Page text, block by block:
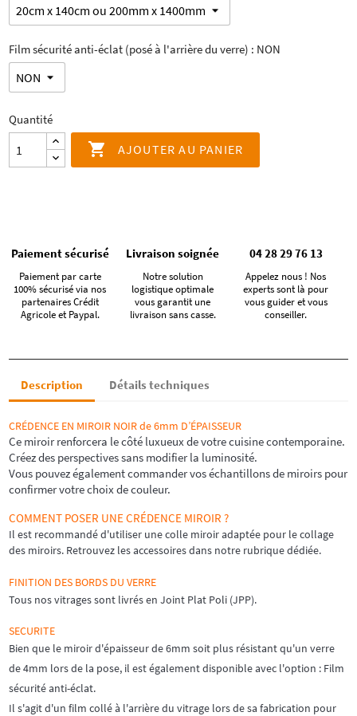
Film sécurité anti-éclat (posé à l'arrière du verre) : NON
Quantité
 AJOUTER AU PANIER
Paiement sécurisé
Paiement par carte
100% sécurisé via nos
partenaires Crédit
Agricole et Paypal.
Livraison soignée
Notre solution
logistique optimale
vous garantit une
livraison sans casse.
04 28 29 76 13
Appelez nous ! Nos
experts sont là pour
vous guider et vous
conseiller.
Description Détails techniques
CRÉDENCE EN MIROIR NOIR de 6mm D’ÉPAISSEUR
Ce miroir renforcera le côté luxueux de votre cuisine contemporaine.
Créez des perspectives sans modifier la luminosité.
Vous pouvez également commander vos échantillons de miroirs pour
confirmer votre choix de couleur.
COMMENT POSER UNE CRÉDENCE MIROIR ?
Il est recommandé d'utiliser une colle miroir adaptée pour le collage
des miroirs. Retrouvez les accessoires dans notre rubrique dédiée.
FINITION DES BORDS DU VERRE
Tous nos vitrages sont livrés enJoint Plat Poli (JPP).
SECURITE
Bien que le miroir d'épaisseur de 6mm soit plus résistant qu'un verre
de 4mm lors de la pose, il est également disponible avec l'option : Film
sécurité anti-éclat.
Il s'agit d'un film collé à l'arrière du vitrage lors de sa fabrication pour